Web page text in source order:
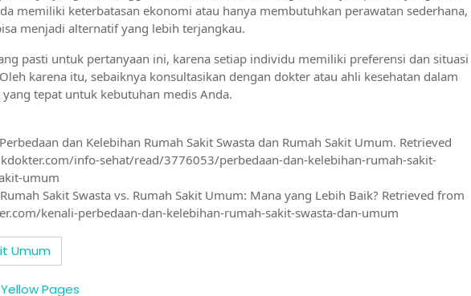
memiliki keterbatasan ekonomi atau hanya membutuhkan perawatan sederhana,
menjadi alternatif yang lebih terjangkau.
pasti untuk pertanyaan ini, karena setiap individu memiliki preferensi dan situasi
karena itu, sebaiknya konsultasikan dengan dokter atau ahli kesehatan dalam
tepat untuk kebutuhan medis Anda.
dan Kelebihan Rumah Sakit Swasta dan Rumah Sakit Umum. Retrieved
info-sehat/read/3776053/perbedaan-dan-kelebihan-rumah-sakit-
umum
Sakit Swasta vs. Rumah Sakit Umum: Mana yang Lebih Baik? Retrieved from
kenali-perbedaan-dan-kelebihan-rumah-sakit-swasta-dan-umum
Umum
Pages